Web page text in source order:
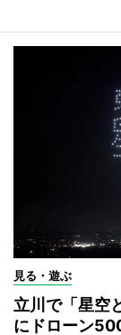
見る・遊ぶ
立川で「星空
にドローン